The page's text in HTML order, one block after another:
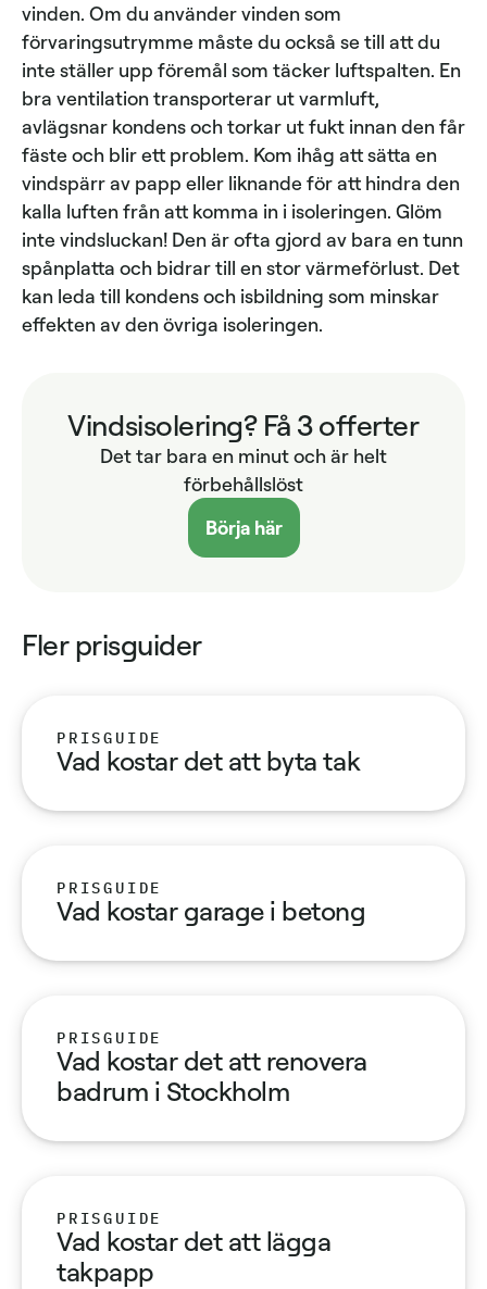
vinden. Om du använder vinden som
förvaringsutrymme måste du också se till att du
inte ställer upp föremål som täcker luftspalten. En
bra ventilation transporterar ut varmluft,
avlägsnar kondens och torkar ut fukt innan den får
fäste och blir ett problem. Kom ihåg att sätta en
vindspärr av papp eller liknande för att hindra den
kalla luften från att komma in i isoleringen. Glöm
inte vindsluckan! Den är ofta gjord av bara en tunn
spånplatta och bidrar till en stor värmeförlust. Det
kan leda till kondens och isbildning som minskar
effekten av den övriga isoleringen.
Vindsisolering? Få 3 offerter
Det tar bara en minut och är helt
förbehållslöst
Börja här
Fler prisguider
PRISGUIDE
Vad kostar det att byta tak
PRISGUIDE
Vad kostar garage i betong
PRISGUIDE
Vad kostar det att renovera
badrum i Stockholm
PRISGUIDE
Vad kostar det att lägga
takpapp